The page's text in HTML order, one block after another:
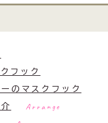
フック
のマスクフック
Arrange